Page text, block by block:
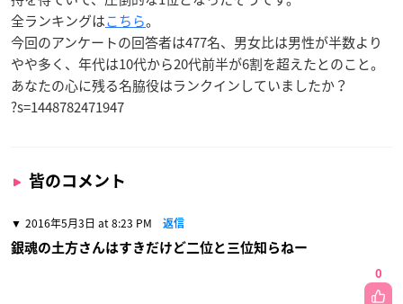
全ランキングはこちら。
今回のアンケートの回答者は477名、男女比は男性が半数より
やや多く、年代は10代から20代前半が6割を超えたとのこと。
あなたの心に残る名脇役はランクインしていましたか？
?s=1448782471947
皆のコメント
2016年5月3日 at 8:23 PM 返信
銀魂の土方さんはすきだけど二位と三位知らねー
0